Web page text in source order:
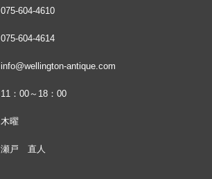
075-604-4610
075-604-4614
info@wellington-antique.com
11：00～18：00
木曜
瀬戸 直人